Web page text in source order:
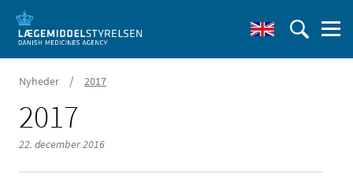
Nyheder / 2017
2017
22. december 2016